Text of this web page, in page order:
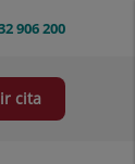
906 200
cita